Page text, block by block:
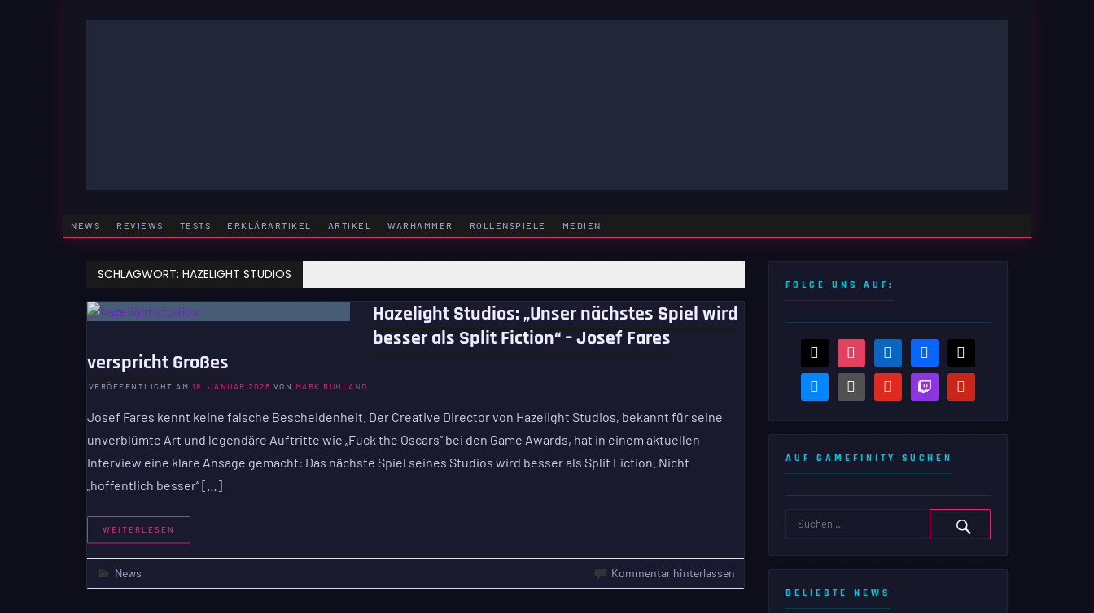
NEWS REVIEWS TESTS ERKLÄRARTIKEL ARTIKEL WARHAMMER ROLLENSPIELE MEDIEN
SCHLAGWORT: HAZELIGHT STUDIOS
Hazelight Studios: „Unser nächstes Spiel wird
besser als Split Fiction“ – Josef Fares
verspricht Großes
VERÖFFENTLICHT AM 18. JANUAR 2026 VON MARK RUHLAND
Josef Fares kennt keine falsche Bescheidenheit. Der Creative Director von Hazelight Studios, bekannt für seine
unverblümte Art und legendäre Auftritte wie „Fuck the Oscars“ bei den Game Awards, hat in einem aktuellen
Interview eine klare Ansage gemacht: Das nächste Spiel seines Studios wird besser als Split Fiction. Nicht
„hoffentlich besser“ […]
WEITERLESEN
News Kommentar hinterlassen
FOLGE UNS AUF:
threads instagramlinkedin facebook
bluesky steam-
square
youtubetwitch pinterest
AUF GAMEFINITY SUCHEN
BELIEBTE NEWS